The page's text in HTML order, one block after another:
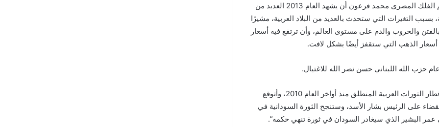
وفي أطار متصل توقع عالم الفلك المصري محمد فرعون أن يشهد العام 2013 العديد من
بسبب التغيرات التي ستحدث بالعديد من البلاد العربية، مشيرًا
والحروب والدم على مستوى العالم، وأن ترتفع فيه أسعار
أسعار الذهب التي ستقفز أيضًا بشكل لافت.
حزب الله اللبناني حسن نصر الله للاغتيال.
يقول فرعون: “لن يتوقف قطار الثورات العربية المنطلق منذ أواخر العام 2010، وأتوقع
على الرئيس بشار الأسد، وستنجح الثورة السودانية في
عمر البشير الذي سيغادر السودان في ثورة تنهي حكمه”.